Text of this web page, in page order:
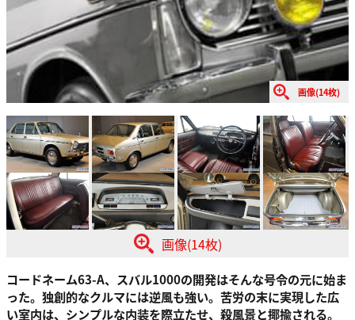
画像(14枚)
画像(14枚)
コードネーム63-A、スバル1000の開発はそんな号令の元に始ま
った。独創的なクルマには逆風も強い。苦労の末に実現した広
い室内は、シンプルな内装を際立たせ、殺風景と揶揄される。